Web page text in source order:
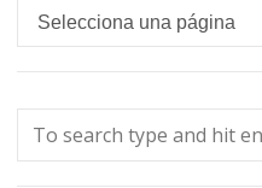
Languages